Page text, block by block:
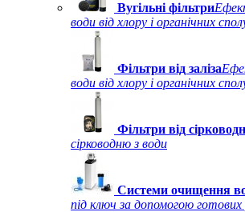
Вугільні фільтри
води від хлору і органічних
Фільтри від заліза
води від хлору і органічних
Фільтри від
сірководню з води
Системи очищення
під ключ за допомогою готових